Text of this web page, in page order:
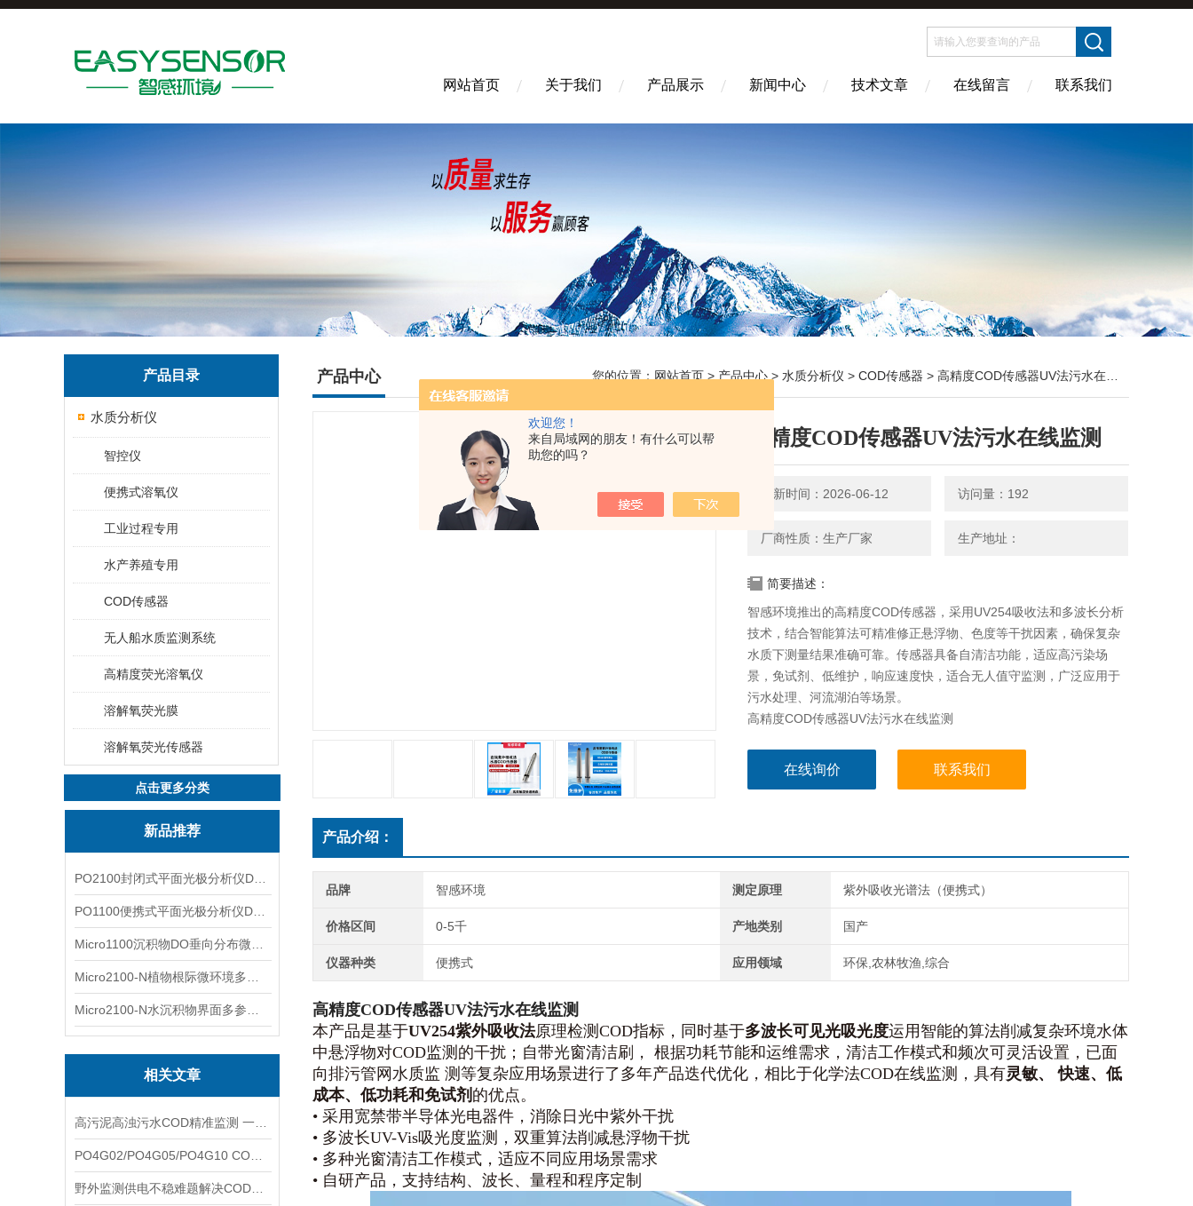
欢迎您！
来自局域网的朋友！有什么可以帮
助您的吗？
网站首页 关于我们 产品展示 新闻中心 技术文章 在线留言 联系我们
产品目录
水质分析仪
智控仪
便携式溶氧仪
工业过程专用
水产养殖专用
COD传感器
无人船水质监测系统
高精度荧光溶氧仪
溶解氧荧光膜
溶解氧荧光传感器
点击更多分类
新品推荐
相关文章
产品中心 您的位置： 网站首页 > 产品中心 > 水质分析仪 > COD传感器 > 高精度COD传感器UV法污水在线监测
高精度COD传感器UV法污水在线监测
更新时间：2026-06-12 访问量：192
厂商性质：生产厂家 生产地址：
简要描述：
智感环境推出的高精度COD传感器，采用UV254吸收法和多波长分析
技术，结合智能算法可精准修正悬浮物、色度等干扰因素，确保复杂
水质下测量结果准确可靠。传感器具备自清洁功能，适应高污染场
景，免试剂、低维护，响应速度快，适合无人值守监测，广泛应用于
污水处理、河流湖泊等场景。
高精度COD传感器UV法污水在线监测
在线询价 联系我们
产品介绍：
品牌 智感环境 测定原理 紫外吸收光谱法（便携式）
价格区间 0-5千 产地类别 国产
仪器种类 便携式 应用领域 环保,农林牧渔,综合
高精度COD传感器UV法污水在线监测
本产品是基于UV254紫外吸收法原理检测COD指标，同时基于多波长可见光吸光度运用智能的算法削减复杂环境水体
中悬浮物对COD监测的干扰；自带光窗清洁刷， 根据功耗节能和运维需求，清洁工作模式和频次可灵活设置，已面
向排污管网水质监 测等复杂应用场景进行了多年产品迭代优化，相比于化学法COD在线监测，具有灵敏、 快速、低
成本、低功耗和免试剂 的优点。
• 采用宽禁带半导体光电器件，消除日光中紫外干扰
• 多波长UV-Vis吸光度监测，双重算法削减悬浮物干扰
• 多种光窗清洁工作模式，适应不同应用场景需求
• 自研产品，支持结构、波长、量程和程序定制